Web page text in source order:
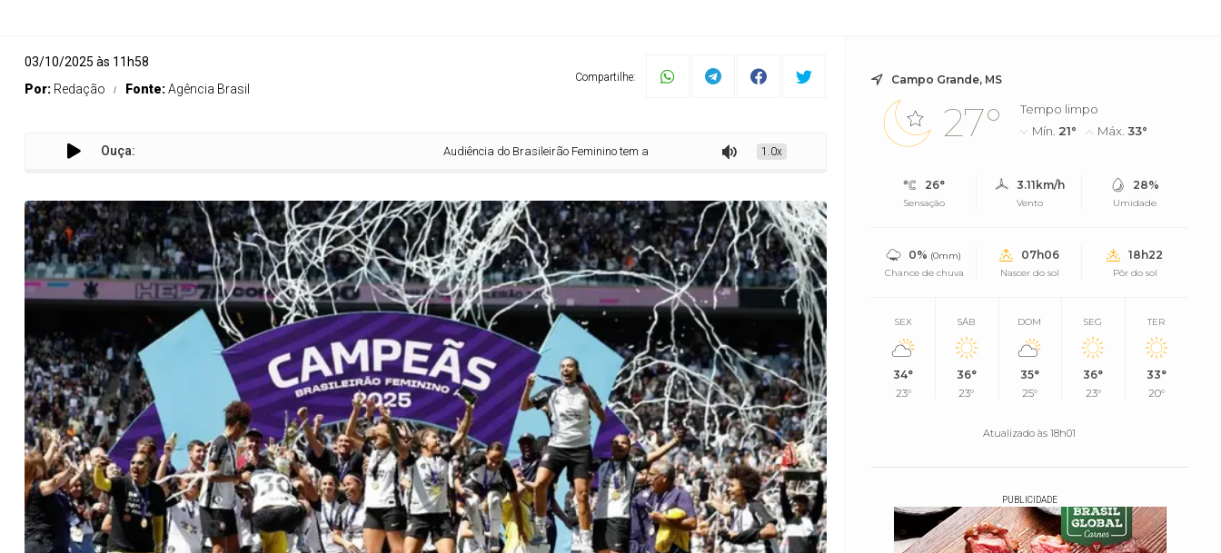
03/10/2025 às 11h58
Por: Redação Fonte:Agência Brasil
Compartilhe:
Ouça: Audiência do Brasileirão Feminino tem alta de 41% na TV Brasil e RNCP1.0x
Campo Grande, MS
27°
Tempo limpo
Mín. 21° Máx.33°
26°
Sensação
3.11km/h
Vento
28%
Umidade
0% (0mm)
Chance de chuva
07h06
Nascer do sol
18h22
Pôr do sol
SEX
34°
23°
SÁB
36°
23°
DOM
35°
25°
SEG
36°
23°
TER
33°
20°
Atualizado às 18h01
PUBLICIDADE